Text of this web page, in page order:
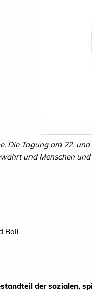
Die Tagung am 22.
und Menschen
Boll
der sozialen,